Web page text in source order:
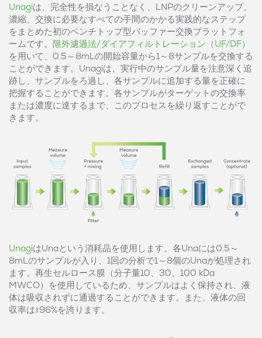
Unagiは、 完全性を損なうことなく、LNPのクリーンアップ、
濃縮、交換に必要なすべての手間のかかる実践的なステップ
をまとめた初のベンチトップ型バッファー交換プラットフォ
ームです。 限外濾過法/ダイアフィルトレーション（UF/DF）
を用いて、0.5～8mLの開始容量から1～8サンプルを交換する
ことができます。Unagiは、実行中のサンプル量を注意深く追
跡し、サンプルをろ過し、各サンプルに追加する量を正確に
把握することができます。各サンプルがターゲットの交換率
または濃度に達するまで、このプロセスを繰り返すことがで
きます。
UnagiはUnaという消耗品を使用します。各Unaには0.5～
8mLのサンプルが入り、1回の分析で1～8個のUnaが処理され
ます。再生セルロース膜（分子量10、30、100 kDa
MWCO）を使用しているため、サンプルはよく保持され、液
体は吸収されずに通過することができます。また、液体の回
収率は≥96%を誇ります。